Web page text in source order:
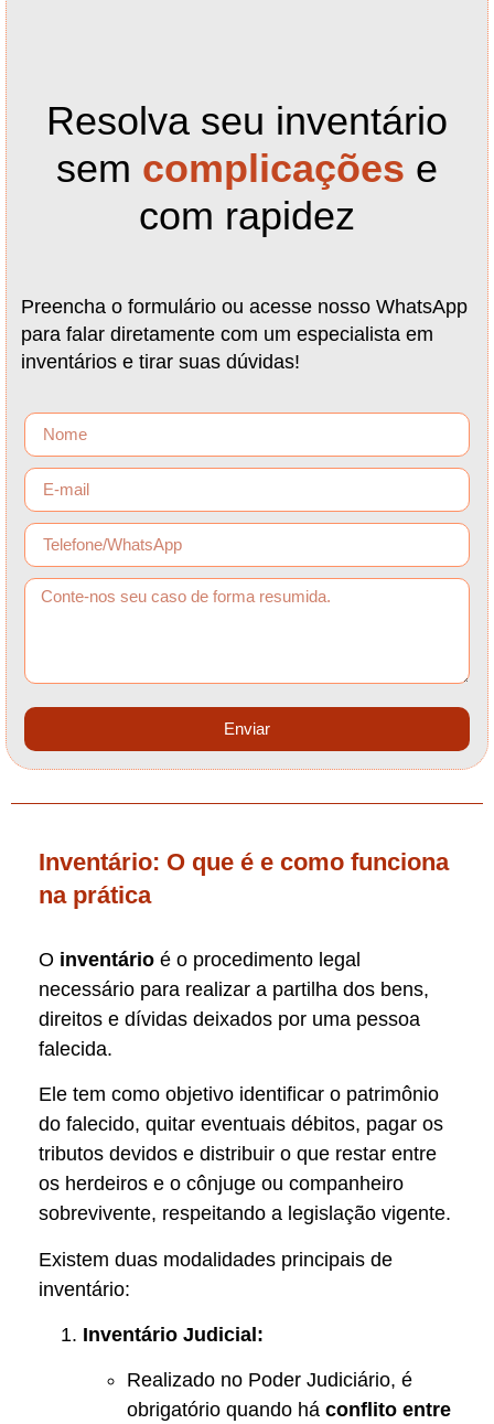
Resolva seu inventário
sem complicações e
com rapidez
Preencha o formulário ou acesse nosso WhatsApp
para falar diretamente com um especialista em
inventários e tirar suas dúvidas!
Enviar
Inventário: O que é e como funciona
na prática
O inventário é o procedimento legal
necessário para realizar a partilha dos bens,
direitos e dívidas deixados por uma pessoa
falecida.
Ele tem como objetivo identificar o patrimônio
do falecido, quitar eventuais débitos, pagar os
tributos devidos e distribuir o que restar entre
os herdeiros e o cônjuge ou companheiro
sobrevivente, respeitando a legislação vigente.
Existem duas modalidades principais de
inventário:
Inventário Judicial:
Realizado no Poder Judiciário, é
obrigatório quando há conflito entre